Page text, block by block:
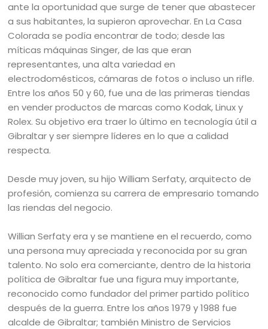
ante la oportunidad que surge de tener que abastecer
a sus habitantes, la supieron aprovechar. En La Casa
Colorada se podía encontrar de todo; desde las
míticas máquinas Singer, de las que eran
representantes, una alta variedad en
electrodomésticos, cámaras de fotos o incluso un rifle.
Entre los años 50 y 60, fue una de las primeras tiendas
en vender productos de marcas como Kodak, Linux y
Rolex. Su objetivo era traer lo último en tecnología útil a
Gibraltar y ser siempre líderes en lo que a calidad
respecta.
Desde muy joven, su hijo William Serfaty, arquitecto de
profesión, comienza su carrera de empresario tomando
las riendas del negocio.
Willian Serfaty era y se mantiene en el recuerdo, como
una persona muy apreciada y reconocida por su gran
talento. No solo era comerciante, dentro de la historia
política de Gibraltar fue una figura muy importante,
reconocido como fundador del primer partido político
después de la guerra. Entre los años 1979 y 1988 fue
alcalde de Gibraltar; también Ministro de Servicios